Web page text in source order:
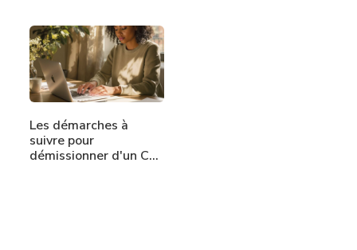
Les démarches à
suivre pour
démissionner d'un CDI